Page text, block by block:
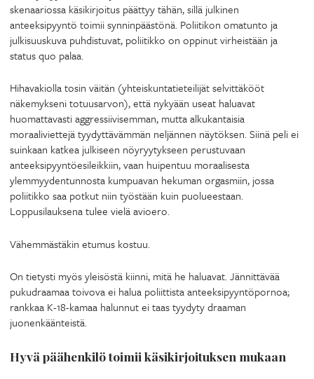
skenaariossa käsikirjoitus päättyy tähän, sillä julkinen
anteeksipyyntö toimii synninpäästönä. Poliitikon omatunto ja
julkisuuskuva puhdistuvat, poliitikko on oppinut virheistään ja
status quo palaa.
Hihavakiolla tosin väitän (yhteiskuntatieteilijät selvittäkööt
näkemykseni totuusarvon), että nykyään useat haluavat
huomattavasti aggressiivisemman, mutta alkukantaisia
moraaliviettejä tyydyttävämmän neljännen näytöksen. Siinä peli ei
suinkaan katkea julkiseen nöyryytykseen perustuvaan
anteeksipyyntöesileikkiin, vaan huipentuu moraalisesta
ylemmyydentunnosta kumpuavan hekuman orgasmiin, jossa
poliitikko saa potkut niin työstään kuin puolueestaan.
Loppusilauksena tulee vielä avioero.
Vähemmästäkin etumus kostuu.
On tietysti myös yleisöstä kiinni, mitä he haluavat. Jännittävää
pukudraamaa toivova ei halua poliittista anteeksipyyntöpornoa;
rankkaa K-18-kamaa halunnut ei taas tyydyty draaman
juonenkäänteistä.
Hyvä päähenkilö toimii käsikirjoituksen mukaan